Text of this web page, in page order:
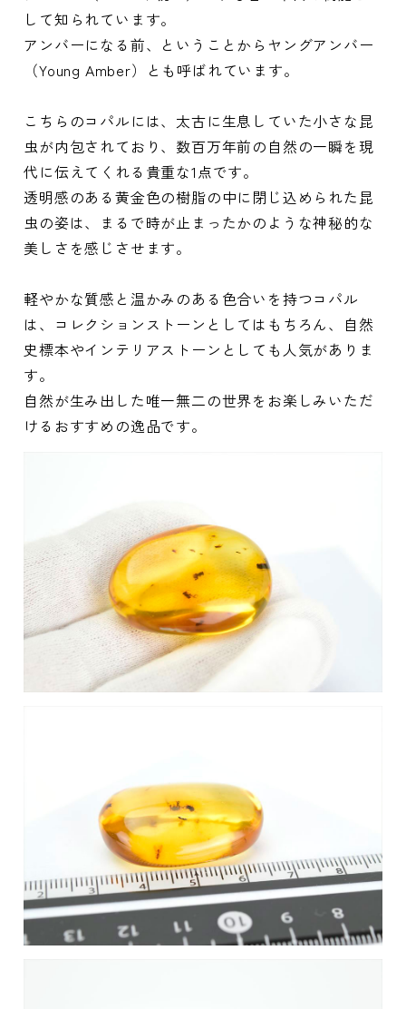
して知られています。
アンバーになる前、ということからヤングアンバー
（Young Amber）とも呼ばれています。
こちらのコパルには、太古に生息していた小さな昆
虫が内包されており、数百万年前の自然の一瞬を現
代に伝えてくれる貴重な1点です。
透明感のある黄金色の樹脂の中に閉じ込められた昆
虫の姿は、まるで時が止まったかのような神秘的な
美しさを感じさせます。
軽やかな質感と温かみのある色合いを持つコパル
は、コレクションストーンとしてはもちろん、自然
史標本やインテリアストーンとしても人気がありま
す。
自然が生み出した唯一無二の世界をお楽しみいただ
けるおすすめの逸品です。